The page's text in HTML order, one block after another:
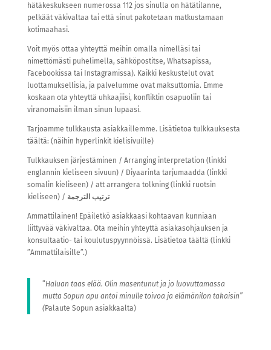
hätäkeskukseen numerossa 112 jos sinulla on hätätilanne,
pelkäät väkivaltaa tai että sinut pakotetaan matkustamaan
kotimaahasi.
Voit myös ottaa yhteyttä meihin omalla nimelläsi tai
nimettömästi puhelimella, sähköpostitse, Whatsapissa,
Facebookissa tai Instagramissa). Kaikki keskustelut ovat
luottamuksellisia, ja palvelumme ovat maksuttomia. Emme
koskaan ota yhteyttä uhkaajiisi, konfliktin osapuoliin tai
viranomaisiin ilman sinun lupaasi.
Tarjoamme tulkkausta asiakkaillemme. Lisätietoa tulkkauksesta
täältä: (näihin hyperlinkit kielisivuille)
Tulkkauksen järjestäminen / Arranging interpretation (linkki
englannin kieliseen sivuun) / Diyaarinta tarjumaadda (linkki
somalin kieliseen) / att arrangera tolkning (linkki ruotsin
kieliseen) /
ترتيب الترجمة
Ammattilainen! Epäiletkö asiakkaasi kohtaavan kunniaan
liittyvää väkivaltaa. Ota meihin yhteyttä asiakasohjauksen ja
konsultaatio- tai koulutuspyynnöissä. Lisätietoa täältä (linkki
”Ammattilaisille”.)
”Haluan taas elää. Olin masentunut ja jo luovuttamassa
mutta Sopun apu antoi minulle toivoa ja elämänilon takaisin”
(Palaute Sopun asiakkaalta)